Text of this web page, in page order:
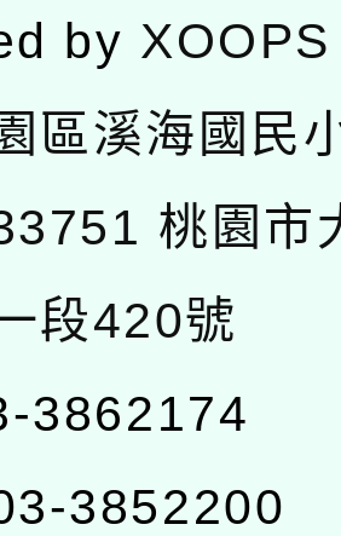
by XOOPS
區溪海國民
桃園市
段420號
3862174
3852200